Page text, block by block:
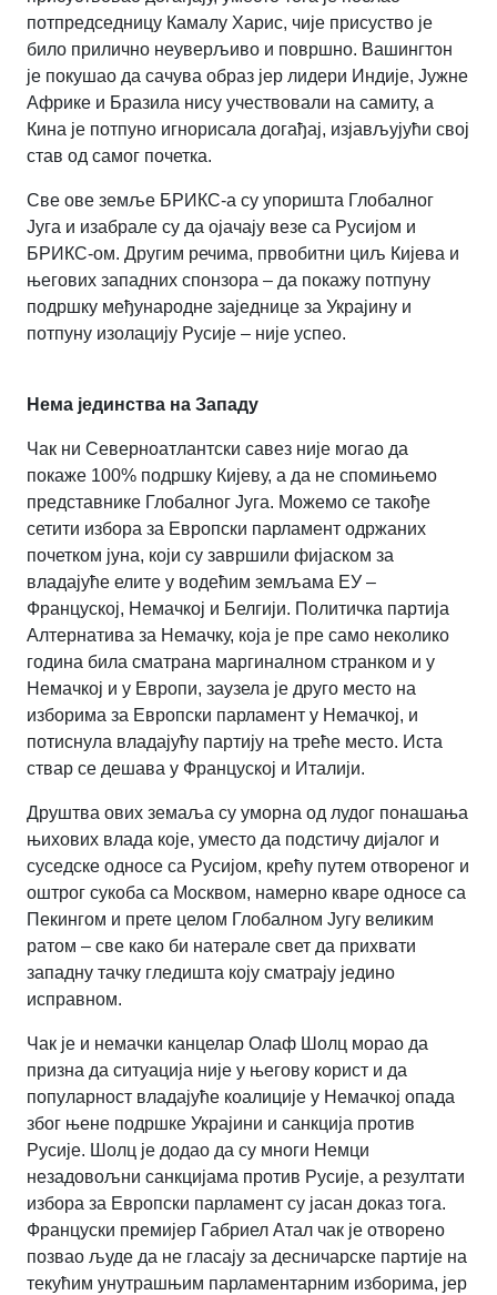
потпредседницу Камалу Харис, чије присуство је
било прилично неуверљиво и површно. Вашингтон
је покушао да сачува образ јер лидери Индије, Јужне
Африке и Бразила нису учествовали на самиту, а
Кина је потпуно игнорисала догађај, изјављујући свој
став од самог почетка.
Све ове земље БРИКС-а су упоришта Глобалног
Југа и изабрале су да ојачају везе са Русијом и
БРИКС-ом. Другим речима, првобитни циљ Кијева и
његових западних спонзора – да покажу потпуну
подршку међународне заједнице за Украјину и
потпуну изолацију Русије – није успео.
Нема јединства на Западу
Чак ни Северноатлантски савез није могао да
покаже 100% подршку Кијеву, а да не спомињемо
представнике Глобалног Југа. Можемо се такође
сетити избора за Европски парламент одржаних
почетком јуна, који су завршили фијаском за
владајуће елите у водећим земљама ЕУ –
Француској, Немачкој и Белгији. Политичка партија
Алтернатива за Немачку, која је пре само неколико
година била сматрана маргиналном странком и у
Немачкој и у Европи, заузела је друго место на
изборима за Европски парламент у Немачкој, и
потиснула владајућу партију на треће место. Иста
ствар се дешава у Француској и Италији.
Друштва ових земаља су уморна од лудог понашања
њихових влада које, уместо да подстичу дијалог и
суседске односе са Русијом, крећу путем отвореног и
оштрог сукоба са Москвом, намерно кваре односе са
Пекингом и прете целом Глобалном Југу великим
ратом – све како би натерале свет да прихвати
западну тачку гледишта коју сматрају једино
исправном.
Чак је и немачки канцелар Олаф Шолц морао да
призна да ситуација није у његову корист и да
популарност владајуће коалиције у Немачкој опада
због њене подршке Украјини и санкција против
Русије. Шолц је додао да су многи Немци
незадовољни санкцијама против Русије, а резултати
избора за Европски парламент су јасан доказ тога.
Француски премијер Габриел Атал чак је отворено
позвао људе да не гласају за десничарске партије на
текућим унутрашњим парламентарним изборима, јер